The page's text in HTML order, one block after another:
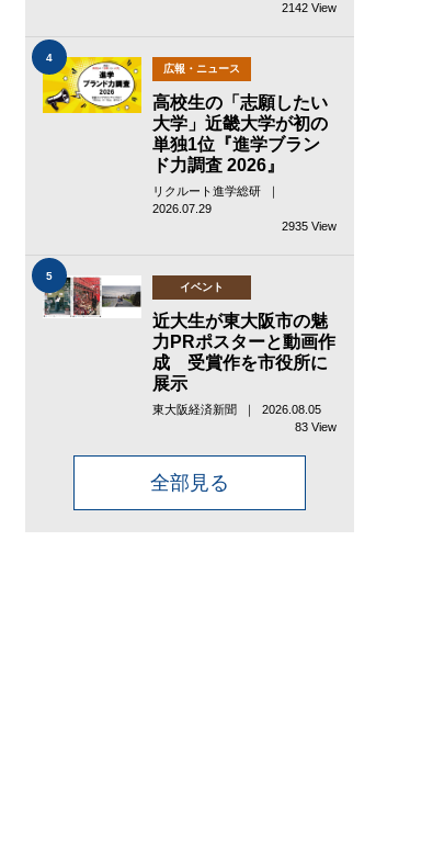
2142 View
4
広報・ニュース
高校生の「志願したい
大学」近畿大学が初の
単独1位『進学ブラン
ド力調査 2026』
リクルート進学総研 ｜
2026.07.29
2935 View
5
イベント
近大生が東大阪市の魅
力PRポスターと動画作
成 受賞作を市役所に
展示
東大阪経済新聞 ｜ 2026.08.05
83 View
全部見る